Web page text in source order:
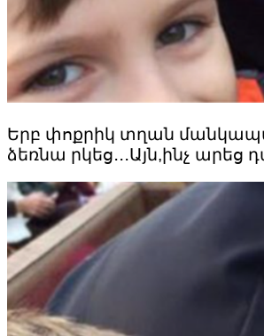
Երբ փոքրիկ տղան
ձեռնա րկեց․․․Այն,ինչ